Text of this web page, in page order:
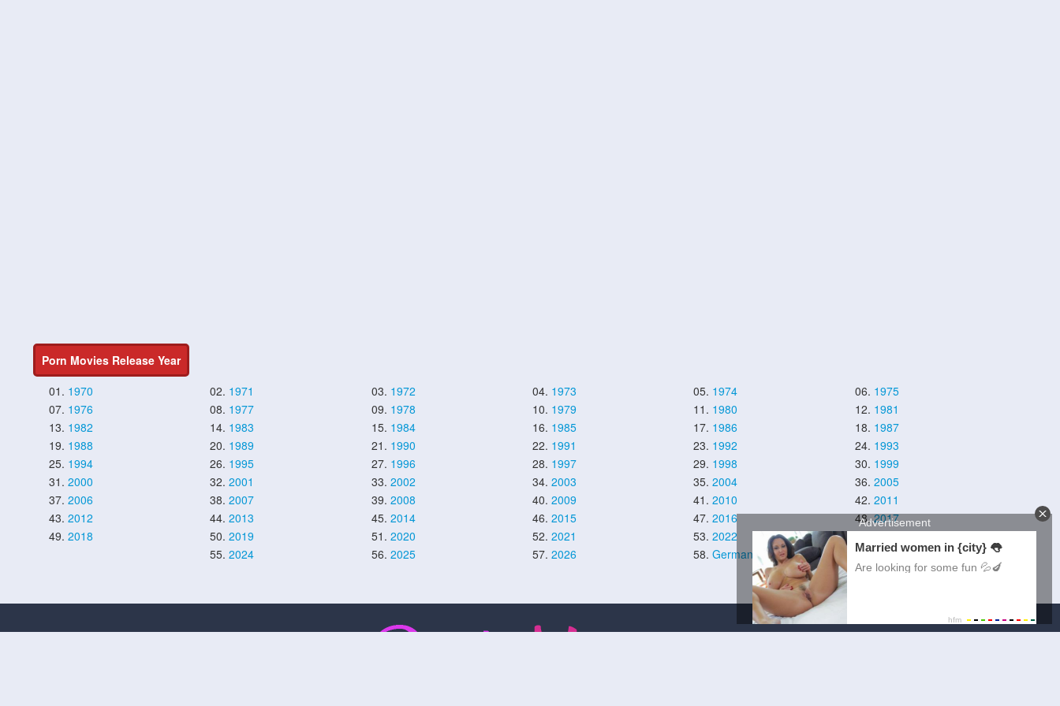
Porn Movies Release Year
01. 1970 02. 1971 03. 1972 04. 1973 05. 1974 06. 1975
07. 1976 08. 1977 09. 1978 10. 1979 11. 1980 12. 1981
13. 1982 14. 1983 15. 1984 16. 1985 17. 1986 18. 1987
19. 1988 20. 1989 21. 1990 22. 1991 23. 1992 24. 1993
25. 1994 26. 1995 27. 1996 28. 1997 29. 1998 30. 1999
31. 2000 32. 2001 33. 2002 34. 2003 35. 2004 36. 2005
37. 2006 38. 2007 39. 2008 40. 2009 41. 2010 42. 2011
43. 2012 44. 2013 45. 2014 46. 2015 47. 2016 48. 2017
49. 2018 50. 2019 51. 2020 52. 2021 53. 2022 54. 2023
55. 2024 56. 2025 57. 2026 58. German